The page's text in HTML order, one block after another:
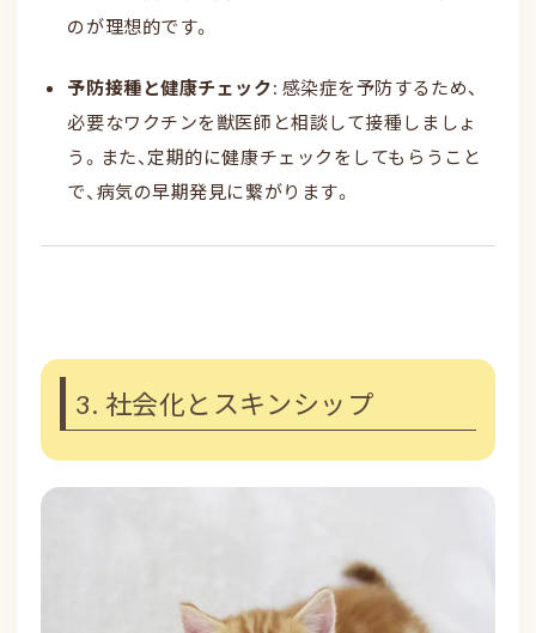
のが理想的です。
予防接種と健康チェック: 感染症を予防するため、
必要なワクチンを獣医師と相談して接種しましょ
う。また、定期的に健康チェックをしてもらうこと
で、病気の早期発見に繋がります。
3. 社会化とスキンシップ